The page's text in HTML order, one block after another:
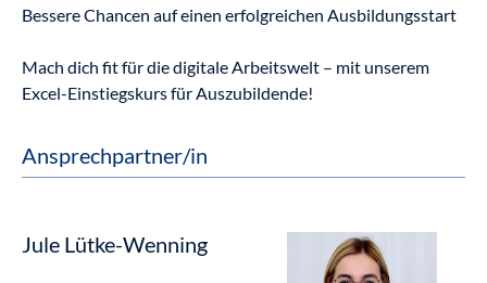
Bessere Chancen auf einen erfolgreichen Ausbildungsstart
Mach dich fit für die digitale Arbeitswelt – mit unserem
Excel-Einstiegskurs für Auszubildende!
Ansprechpartner/in
Jule Lütke-Wenning